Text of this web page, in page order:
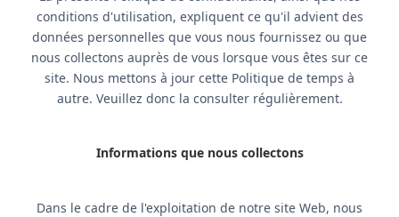
conditions d'utilisation, expliquent ce qu'il advient des
données personnelles que vous nous fournissez ou que
nous collectons auprès de vous lorsque vous êtes sur ce
site. Nous mettons à jour cette Politique de temps à
autre. Veuillez donc la consulter régulièrement.
Informations que nous collectons
Dans le cadre de l'exploitation de notre site Web, nous